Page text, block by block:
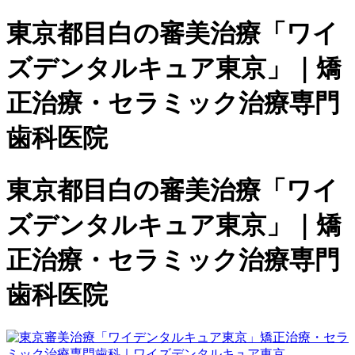
東京都目白の審美治療「ワイ
ズデンタルキュア東京」｜矯
正治療・セラミック治療専門
歯科医院
東京都目白の審美治療「ワイ
ズデンタルキュア東京」｜矯
正治療・セラミック治療専門
歯科医院